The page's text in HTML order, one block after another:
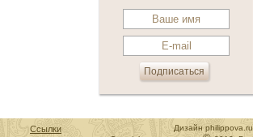
Ссылки
Дизайн philippova.ru